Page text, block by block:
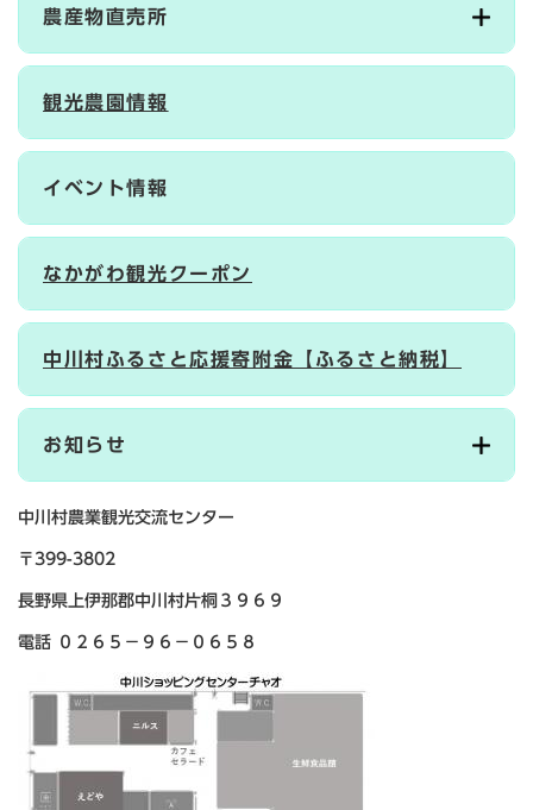
農産物直売所
観光農園情報
イベント情報
なかがわ観光クーポン
中川村ふるさと応援寄附金【ふるさと納税】
お知らせ
中川村農業観光交流センター
〒399-3802
長野県上伊那郡中川村片桐３９６９
電話 ０２６５－９６－０６５８